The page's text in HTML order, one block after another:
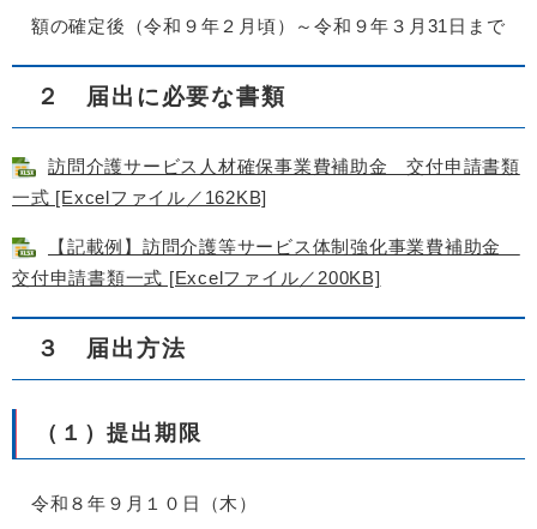
額の確定後（令和９年２月頃）～令和９年３月31日まで
２ 届出に必要な書類
訪問介護サービス人材確保事業費補助金 交付申請書類
一式 [Excelファイル／162KB]
【記載例】訪問介護等サービス体制強化事業費補助金
交付申請書類一式 [Excelファイル／200KB]
３ 届出方法
（１）提出期限
令和８年９月１０日（木）